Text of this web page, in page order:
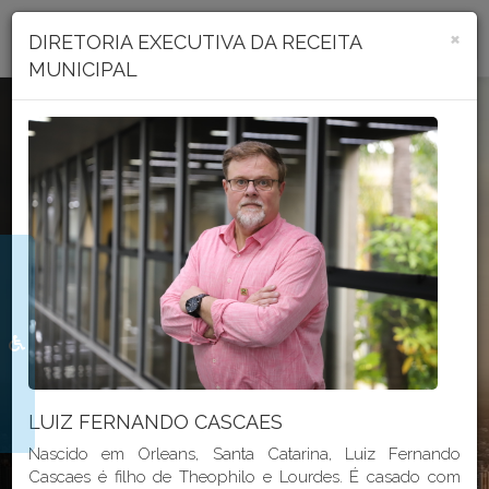
Portal Transparência
Seja bem vindo ao
PORTAL
TRANSPARÊNCIA
DO MUNICÍPIO DE CRICIÚMA
GeoProcessamento
×
DIRETORIA EXECUTIVA DA RECEITA
MUNICIPAL
LUIZ FERNANDO CASCAES
Nascido em Orleans, Santa Catarina, Luiz Fernando
Cascaes é filho de Theophilo e Lourdes. É casado com